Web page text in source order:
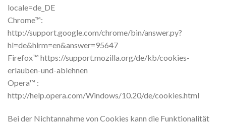
locale=de_DE
Chrome™:
http://support.google.com/chrome/bin/answer.py?
hl=de&hlrm=en&answer=95647
Firefox™ https://support.mozilla.org/de/kb/cookies-
erlauben-und-ablehnen
Opera™ :
http://help.opera.com/Windows/10.20/de/cookies.html
Bei der Nichtannahme von Cookies kann die Funktionalität